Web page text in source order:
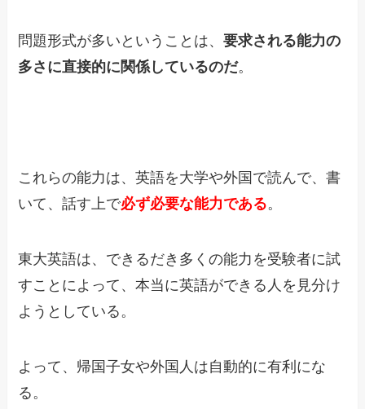
問題形式が多いということは、要求される能力の
多さに直接的に関係しているのだ。
これらの能力は、英語を大学や外国で読んで、書
いて、話す上で必ず必要な能力である。
東大英語は、できるだき多くの能力を受験者に試
すことによって、本当に英語ができる人を見分け
ようとしている。
よって、帰国子女や外国人は自動的に有利にな
る。